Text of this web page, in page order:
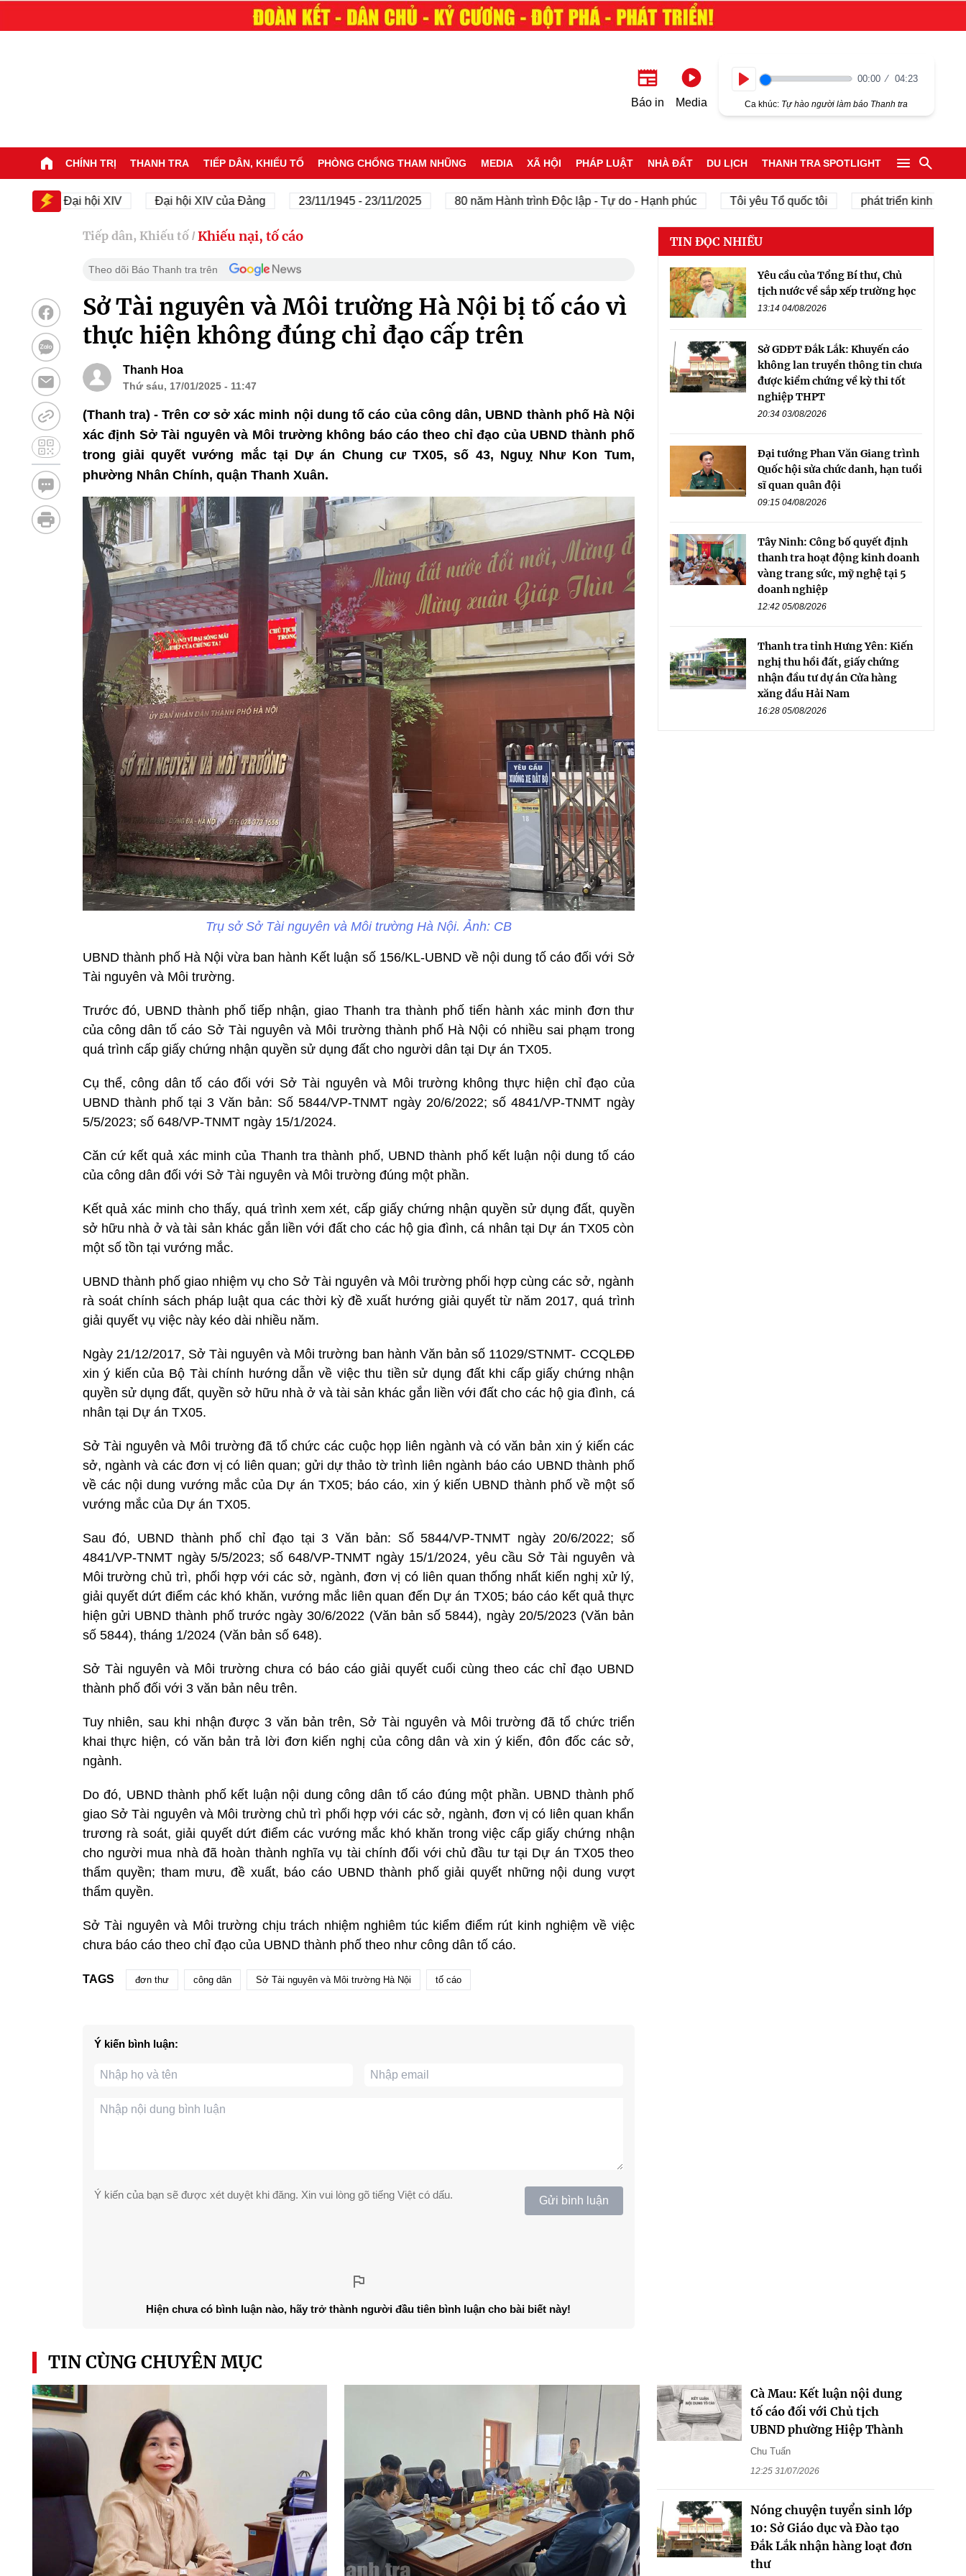
Báo in Media
00:00 04:23
Ca khúc: Tự hào người làm báo Thanh tra
CHÍNH TRỊ THANH TRA TIẾP DÂN, KHIẾU TỐ PHÒNG CHỐNG THAM NHŨNG MEDIA XÃ HỘI PHÁP LUẬT NHÀ ĐẤT DU LỊCH THANH TRA SPOTLIGHT
Đại hội XIV Đại hội XIV của Đảng 23/11/1945 - 23/11/2025 80 năm Hành trình Độc lập - Tự do - Hạnh phúc Tôi yêu Tổ quốc tôi phát triển kinh tế tư nhân
Tiếp dân, Khiếu tố / Khiếu nại, tố cáo
Theo dõi Báo Thanh tra trên
Sở Tài nguyên và Môi trường Hà Nội bị tố cáo vì
thực hiện không đúng chỉ đạo cấp trên
Thanh Hoa
Thứ sáu, 17/01/2025 - 11:47
(Thanh tra) - Trên cơ sở xác minh nội dung tố cáo của công dân, UBND thành phố Hà Nội
xác định Sở Tài nguyên và Môi trường không báo cáo theo chỉ đạo của UBND thành phố
trong giải quyết vướng mắc tại Dự án Chung cư TX05, số 43, Nguỵ Như Kon Tum,
phường Nhân Chính, quận Thanh Xuân.
Trụ sở Sở Tài nguyên và Môi trường Hà Nội. Ảnh: CB
UBND thành phố Hà Nội vừa ban hành Kết luận số 156/KL-UBND về nội dung tố cáo đối với Sở
Tài nguyên và Môi trường.
Trước đó, UBND thành phố tiếp nhận, giao Thanh tra thành phố tiến hành xác minh đơn thư
của công dân tố cáo Sở Tài nguyên và Môi trường thành phố Hà Nội có nhiều sai phạm trong
quá trình cấp giấy chứng nhận quyền sử dụng đất cho người dân tại Dự án TX05.
Cụ thể, công dân tố cáo đối với Sở Tài nguyên và Môi trường không thực hiện chỉ đạo của
UBND thành phố tại 3 Văn bản: Số 5844/VP-TNMT ngày 20/6/2022; số 4841/VP-TNMT ngày
5/5/2023; số 648/VP-TNMT ngày 15/1/2024.
Căn cứ kết quả xác minh của Thanh tra thành phố, UBND thành phố kết luận nội dung tố cáo
của công dân đối với Sở Tài nguyên và Môi trường đúng một phần.
Kết quả xác minh cho thấy, quá trình xem xét, cấp giấy chứng nhận quyền sử dụng đất, quyền
sở hữu nhà ở và tài sản khác gắn liền với đất cho các hộ gia đình, cá nhân tại Dự án TX05 còn
một số tồn tại vướng mắc.
UBND thành phố giao nhiệm vụ cho Sở Tài nguyên và Môi trường phối hợp cùng các sở, ngành
rà soát chính sách pháp luật qua các thời kỳ đề xuất hướng giải quyết từ năm 2017, quá trình
giải quyết vụ việc này kéo dài nhiều năm.
Ngày 21/12/2017, Sở Tài nguyên và Môi trường ban hành Văn bản số 11029/STNMT- CCQLĐĐ
xin ý kiến của Bộ Tài chính hướng dẫn về việc thu tiền sử dụng đất khi cấp giấy chứng nhận
quyền sử dụng đất, quyền sở hữu nhà ở và tài sản khác gắn liền với đất cho các hộ gia đình, cá
nhân tại Dự án TX05.
Sở Tài nguyên và Môi trường đã tổ chức các cuộc họp liên ngành và có văn bản xin ý kiến các
sở, ngành và các đơn vị có liên quan; gửi dự thảo tờ trình liên ngành báo cáo UBND thành phố
về các nội dung vướng mắc của Dự án TX05; báo cáo, xin ý kiến UBND thành phố về một số
vướng mắc của Dự án TX05.
Sau đó, UBND thành phố chỉ đạo tại 3 Văn bản: Số 5844/VP-TNMT ngày 20/6/2022; số
4841/VP-TNMT ngày 5/5/2023; số 648/VP-TNMT ngày 15/1/2024, yêu cầu Sở Tài nguyên và
Môi trường chủ trì, phối hợp với các sở, ngành, đơn vị có liên quan thống nhất kiến nghị xử lý,
giải quyết dứt điểm các khó khăn, vướng mắc liên quan đến Dự án TX05; báo cáo kết quả thực
hiện gửi UBND thành phố trước ngày 30/6/2022 (Văn bản số 5844), ngày 20/5/2023 (Văn bản
số 5844), tháng 1/2024 (Văn bản số 648).
Sở Tài nguyên và Môi trường chưa có báo cáo giải quyết cuối cùng theo các chỉ đạo UBND
thành phố đối với 3 văn bản nêu trên.
Tuy nhiên, sau khi nhận được 3 văn bản trên, Sở Tài nguyên và Môi trường đã tổ chức triển
khai thực hiện, có văn bản trả lời đơn kiến nghị của công dân và xin ý kiến, đôn đốc các sở,
ngành.
Do đó, UBND thành phố kết luận nội dung công dân tố cáo đúng một phần. UBND thành phố
giao Sở Tài nguyên và Môi trường chủ trì phối hợp với các sở, ngành, đơn vị có liên quan khẩn
trương rà soát, giải quyết dứt điểm các vướng mắc khó khăn trong việc cấp giấy chứng nhận
cho người mua nhà đã hoàn thành nghĩa vụ tài chính đối với chủ đầu tư tại Dự án TX05 theo
thẩm quyền; tham mưu, đề xuất, báo cáo UBND thành phố giải quyết những nội dung vượt
thẩm quyền.
Sở Tài nguyên và Môi trường chịu trách nhiệm nghiêm túc kiểm điểm rút kinh nghiệm về việc
chưa báo cáo theo chỉ đạo của UBND thành phố theo như công dân tố cáo.
TAGS đơn thư công dân Sở Tài nguyên và Môi trường Hà Nội tố cáo
Ý kiến bình luận:
Ý kiến của bạn sẽ được xét duyệt khi đăng. Xin vui lòng gõ tiếng Việt có dấu. Gửi bình luận
Hiện chưa có bình luận nào, hãy trở thành người đầu tiên bình luận cho bài biết này!
TIN ĐỌC NHIỀU
Yêu cầu của Tổng Bí thư, Chủ
tịch nước về sắp xếp trường học
13:14 04/08/2026
Sở GDĐT Đắk Lắk: Khuyến cáo
không lan truyền thông tin chưa
được kiểm chứng về kỳ thi tốt
nghiệp THPT
20:34 03/08/2026
Đại tướng Phan Văn Giang trình
Quốc hội sửa chức danh, hạn tuổi
sĩ quan quân đội
09:15 04/08/2026
Tây Ninh: Công bố quyết định
thanh tra hoạt động kinh doanh
vàng trang sức, mỹ nghệ tại 5
doanh nghiệp
12:42 05/08/2026
Thanh tra tỉnh Hưng Yên: Kiến
nghị thu hồi đất, giấy chứng
nhận đầu tư dự án Cửa hàng
xăng dầu Hải Nam
16:28 05/08/2026
TIN CÙNG CHUYÊN MỤC
Cà Mau: Kết luận nội dung
tố cáo đối với Chủ tịch
UBND phường Hiệp Thành
Chu Tuấn
12:25 31/07/2026
Nóng chuyện tuyển sinh lớp
10: Sở Giáo dục và Đào tạo
Đắk Lắk nhận hàng loạt đơn
thư